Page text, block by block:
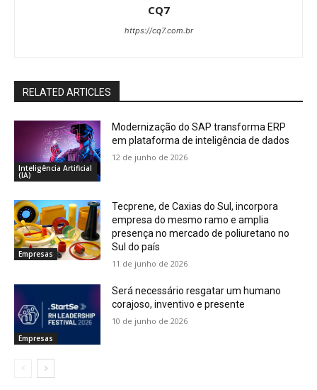
CQ7
https://cq7.com.br
RELATED ARTICLES
Inteligência Artificial
(IA)
Modernização do SAP transforma ERP
em plataforma de inteligência de dados
12 de junho de 2026
Empresas
Tecprene, de Caxias do Sul, incorpora
empresa do mesmo ramo e amplia
presença no mercado de poliuretano no
Sul do país
11 de junho de 2026
Empresas
Será necessário resgatar um humano
corajoso, inventivo e presente
10 de junho de 2026